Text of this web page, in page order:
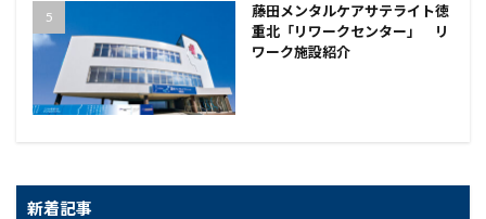
藤田メンタルケアサテライト徳
重北「リワークセンター」 リ
ワーク施設紹介
新着記事